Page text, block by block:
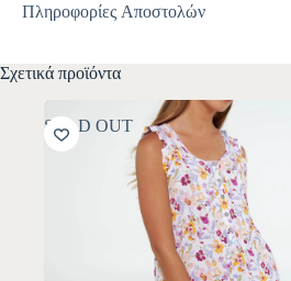
Πληροφορίες Αποστολών
Σχετικά προϊόντα
SOLD OUT